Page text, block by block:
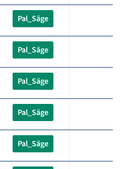
Pal_Säge
Pal_Säge
Pal_Säge
Pal_Säge
Pal_Säge